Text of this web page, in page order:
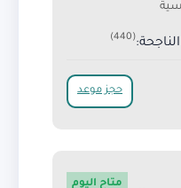
(440)
حجز موعد
متاح اليوم